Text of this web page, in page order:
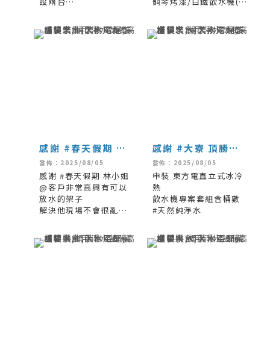
便
專案套組含桶數
#天然純淨水
感謝 #春天假期 林
小姐
發佈：2025/08/05
感謝 #春天假期 林小姐
@客戶非常高興有可以
放水的架子
解決他現場不會很亂的
感謝 #大寮 頂勝欣
有限公司
發佈：2025/08/05
申裝 東方電直立式冰冷
熱
飲水機專案套組含桶數
#天然純淨水